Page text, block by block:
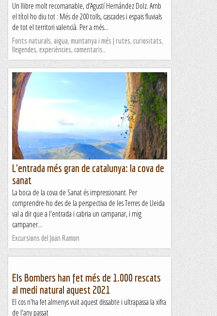
Un llibre molt recomanable, d’Agustí Hernández Dolz. Amb
el títol ho diu tot : Més de 200 tolls, cascades i espais fluvials
de tot el territori valencià. Per a més...
Fonts naturals, aigua, muntanya i més | rutes, curiositats,
llegendes, experiències, comentaris…
L'entrada més gran de catalunya: la cova de
sanat
La boca de la cova de Sanat és impressionant. Per
comprendre-ho des de la perspectiva de les Terres de Lleida
val a dir que a l'entrada i cabria un campanar, i mig
campaner...
Excursions del Joan Ramon
Els Bombers han fet més de 1.000 rescats
al medi natural aquest 2021
El cos n'ha fet almenys vuit aquest dissabte i ultrapassa la xifra
de l'any passat